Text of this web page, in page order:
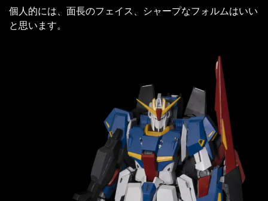
個人的には、面長のフェイス、シャープなフォルムはいい
と思います。